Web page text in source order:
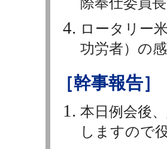
際奉仕委員
ロータリー
功労者）の
［幹事報告］
本日例会後
しますので